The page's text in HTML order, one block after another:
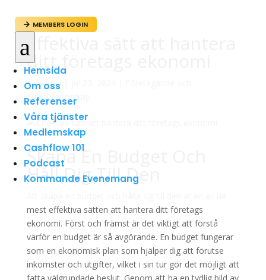
 MEMBERS LOGIN
a
Hemsida
Om oss
Referenser
Våra tjänster
Medlemskap
Cashflow 101
Podcast
Kommande Evenemang
Effektiva sätt att hantera
ditt företags ekonomi
avadmin
Entreprenörskap
Skapa En Budget Och
Håll Dig Till Den
mest effektiva sätten att hantera ditt företags
ekonomi. Först och främst är det viktigt att förstå
varför en budget är så avgörande. En budget fungerar
som en ekonomisk plan som hjälper dig att förutse
inkomster och utgifter, vilket i sin tur gör det möjligt att